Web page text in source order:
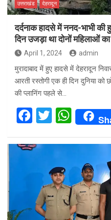
उत्तराखंड देहरादून
दर्दनाक हादसे में ननद-भाभी की
दिन उजड़ा था दोनों महिलाओं
April 1, 2024 admin
मुरादाबाद में हुए हादसे में देहरादून
आरती रस्तोगी एक ही दिन दुनिया
की प्लानिंग पहले से…
F
ce
o
k
T
tt
er
W
h
at
A
p
p